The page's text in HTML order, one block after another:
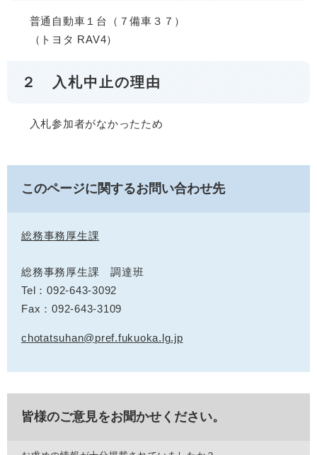
普通自動車１台（７備車３７）
（トヨタ RAV4）
２ 入札中止の理由
入札参加者がなかったため
このページに関するお問い合わせ先
総務事務厚生課
総務事務厚生課 調達班
Tel：092-643-3092
Fax：092-643-3109
chotatsuhan@pref.fukuoka.lg.jp
皆様のご意見をお聞かせください。